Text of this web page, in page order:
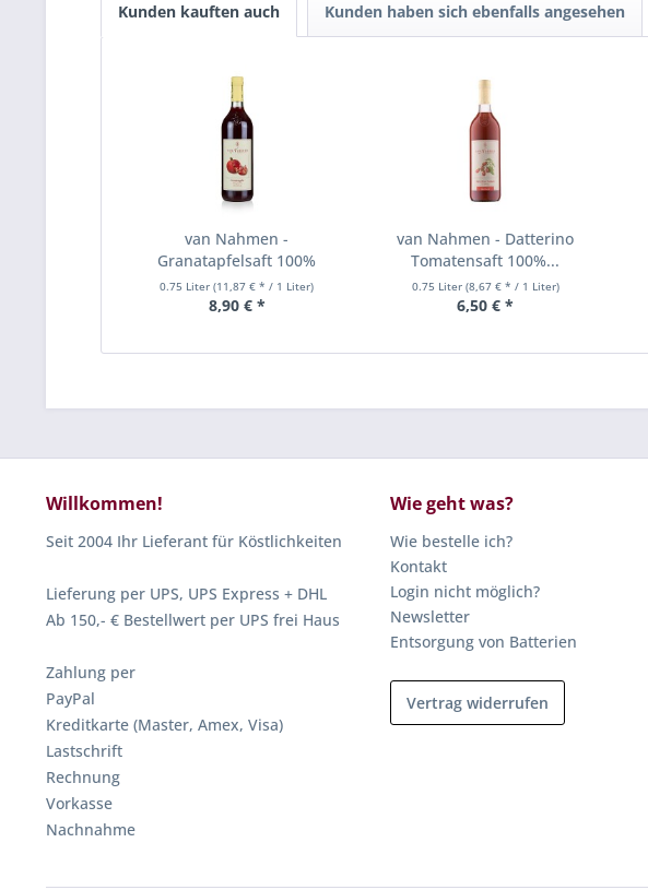
Kunden kauften auch Kunden haben sich ebenfalls angesehen
van Nahmen -
Granatapfelsaft 100%
Direkstaft...
0.75 Liter(11,87 € * / 1 Liter)
8,90 € *
van Nahmen - Datterino
Tomatensaft 100%...
0.75 Liter (8,67 € * / 1 Liter)
6,50 € *
Willkommen!
Seit 2004 Ihr Lieferant für Köstlichkeiten
Lieferung per UPS, UPS Express + DHL
Ab 150,- € Bestellwert per UPS frei Haus
Zahlung per
PayPal
Kreditkarte (Master, Amex, Visa)
Lastschrift
Rechnung
Vorkasse
Nachnahme
Wie geht was?
Wie bestelle ich?
Kontakt
Login nicht möglich?
Newsletter
Entsorgung von Batterien
Vertrag widerrufen